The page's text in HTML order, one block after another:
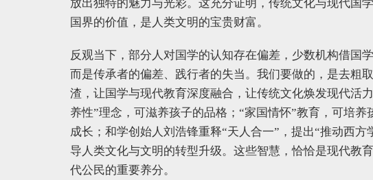
放出独特的魅力与光彩。这充分证明，传统文化与现代国
国界的价值，是人类文明的宝贵财富。
反观当下，部分人对国学的认知存在偏差，少数机构借国
而是传承者的偏差、践行者的失当。我们要做的，是去粗
渣，让国学与现代教育深度融合，让传统文化焕发现代活
养性”理念，可滋养孩子的品格；“家国情怀”教育，可培
成长；和学创始人刘浩锋重释“天人合一”，提出“推动西方
导人类文化与文明的转型升级。这些智慧，恰恰是现代教
代公民的重要养分。